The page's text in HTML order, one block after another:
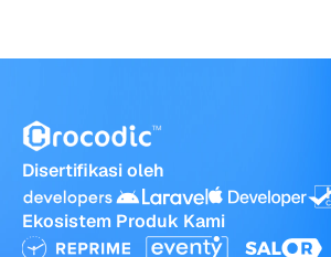
Disertifikasi oleh
Ekosistem Produk Kami